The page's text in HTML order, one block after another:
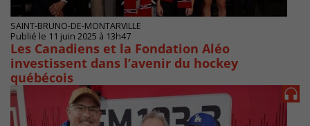
SAINT-BRUNO-DE-MONTARVILLE
Publié le 11 juin 2025 à 13h47
Les Canadiens et la Fondation Aléo
investissent dans l’avenir du hockey
québécois